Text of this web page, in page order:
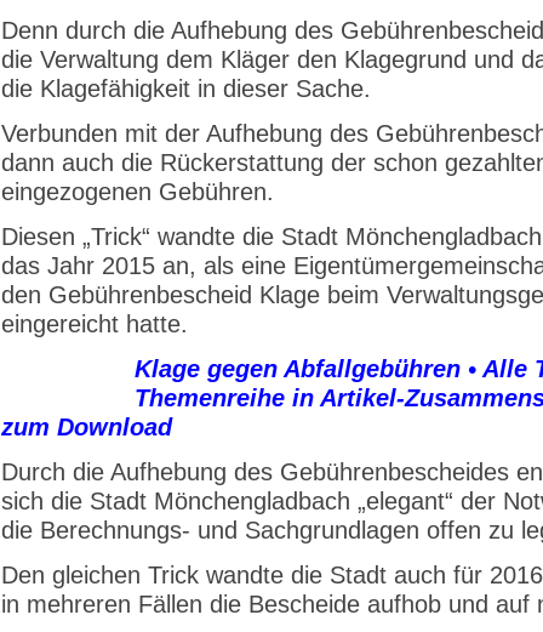
Denn durch die Aufhebung des
die Verwaltung dem Kläger den Klagegrund und
die Klagefähigkeit in dieser Sache.
Verbunden mit der Aufhebung des
dann auch die Rückerstattung der schon
eingezogenen Gebühren.
Diesen „Trick“ wandte die Stadt
das Jahr 2015 an, als eine
den Gebührenbescheid Klage beim
eingereicht hatte.
Klage gegen Abfallgebühren • Alle
Themenreihe in Artikel-
zum Download
Durch die Aufhebung des Gebührenbescheides
sich die Stadt Mönchengladbach „elegant“ der
die Berechnungs- und Sachgrundlagen offen zu
Den gleichen Trick wandte die Stadt auch für
in mehreren Fällen die Bescheide aufhob und auf